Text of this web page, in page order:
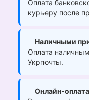
Оплата
курьеру после
Наличными
Оплата
Укрпочты.
Онлайн-